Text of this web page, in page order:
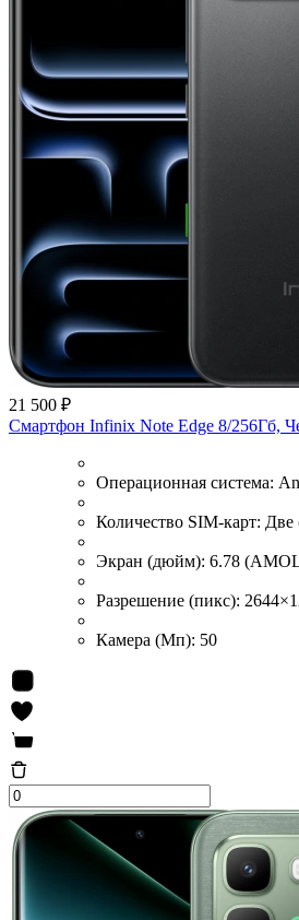
21 500 ₽
Смартфон Infinix Note Edge 8/256Гб,
Операционная система:
Количество SIM-карт: Две
Экран (дюйм): 6.78
Разрешение (пикс):
Камера (Мп): 50